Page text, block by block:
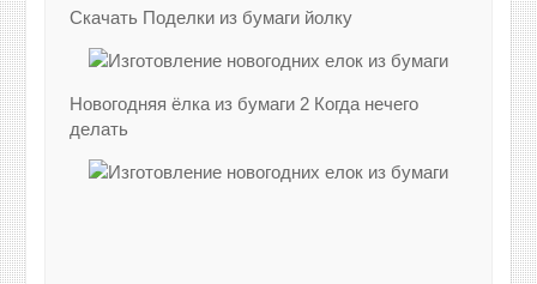
Скачать Поделки из бумаги йолку
Новогодняя ёлка из бумаги 2 Когда нечего
делать